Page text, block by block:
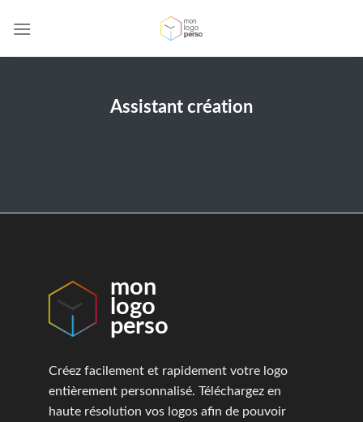
Assistant création
mon
logo
perso
Créez facilement et rapidement votre logo
entièrement personnalisé. Téléchargez en
haute résolution vos logos afin de pouvoir